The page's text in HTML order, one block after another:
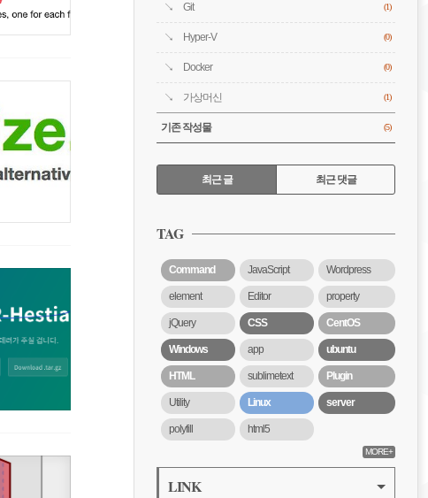
Git (1)
Hyper-V (0)
Docker (0)
가상머신 (1)
기존 작성물 (5)
RECENTLY
최근 글 최근 댓글
근
글
TAG
Command JavaScript Wordpress
element Editor property
jQuery CSS CentOS
Windows app ubuntu
HTML sublimetext Plugin
Utility Linux server
polyfill html5
MORE+
LINK